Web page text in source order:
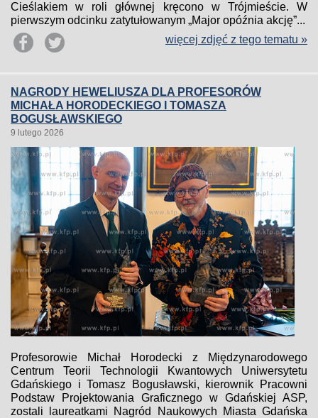
Cieślakiem w roli głównej kręcono w Trójmieście. W
pierwszym odcinku zatytułowanym „Major opóźnia akcję”...
więcej zdjęć z tego tematu »
NAGRODY HEWELIUSZA DLA PROFESORÓW
MICHAŁA HORODECKIEGO I TOMASZA
BOGUSŁAWSKIEGO
9 lutego 2026
Profesorowie Michał Horodecki z Międzynarodowego
Centrum Teorii Technologii Kwantowych Uniwersytetu
Gdańskiego i Tomasz Bogusławski, kierownik Pracowni
Podstaw Projektowania Graficznego w Gdańskiej ASP,
zostali laureatkami Nagród Naukowych Miasta Gdańska